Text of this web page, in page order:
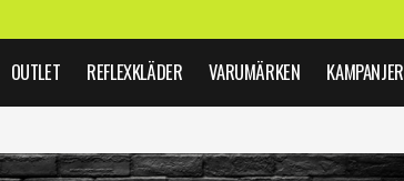
OUTLET REFLEXKLÄDER VARUMÄRKEN KAMPANJER